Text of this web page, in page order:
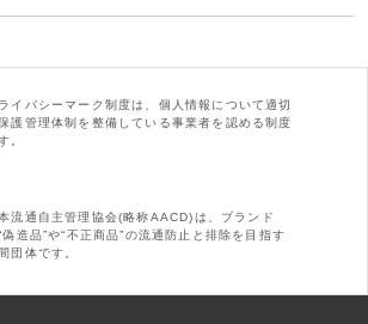
イバシーマーク制度は、個人情報について適切
護管理体制を整備している事業者を認める制度
。
流通自主管理協会(略称AACD)は、ブランド
偽造品”や“不正商品”の流通防止と排除を目指す
団体です。